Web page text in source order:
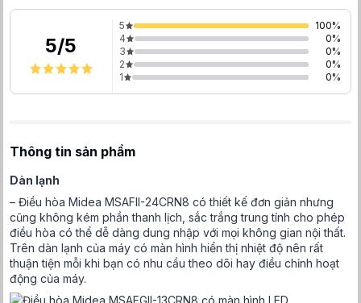
5/5
5 100%
4
0%
3
0%
2
0%
1
0%
Thông tin sản phẩm
Dàn lạnh
– Điều hòa Midea MSAFII-24CRN8 có thiết kế đơn giản nhưng
cũng không kém phần thanh lịch, sắc trắng trung tính cho phép
điều hòa có thể dễ dàng dung nhập với mọi không gian nội thất.
Trên dàn lạnh của máy có màn hình hiển thị nhiệt độ nên rất
thuận tiện mỗi khi bạn có nhu cầu theo dõi hay điều chỉnh hoạt
động của máy.